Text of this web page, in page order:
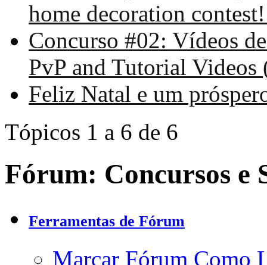
home decoration
Concurso #02: Vídeos
PvP and Tutorial Videos
Feliz Natal e um
Tópicos 1 a 6 de 6
Fórum: Concursos e
Ferramentas de Fórum
Marcar Fórum Como